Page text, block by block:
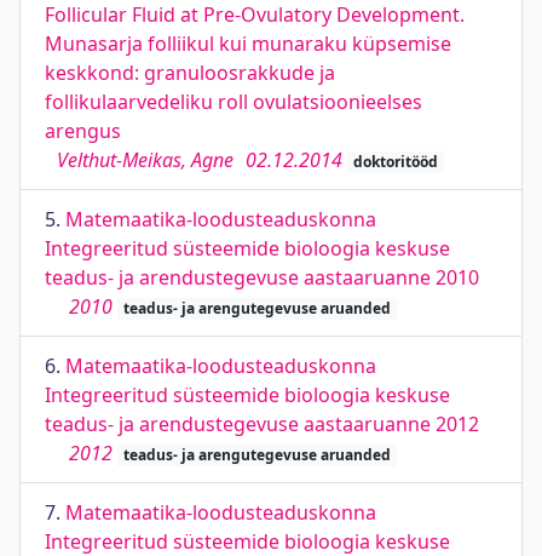
Follicular Fluid at Pre-Ovulatory Development.
Munasarja folliikul kui munaraku küpsemise
keskkond: granuloosrakkude ja
follikulaarvedeliku roll ovulatsioonieelses
arengus
Velthut-Meikas, Agne 02.12.2014 doktoritööd
5. Matemaatika-loodusteaduskonna
Integreeritud süsteemide bioloogia keskuse
teadus- ja arendustegevuse aastaaruanne 2010
2010 teadus- ja arengutegevuse aruanded
6. Matemaatika-loodusteaduskonna
Integreeritud süsteemide bioloogia keskuse
teadus- ja arendustegevuse aastaaruanne 2012
2012 teadus- ja arengutegevuse aruanded
7. Matemaatika-loodusteaduskonna
Integreeritud süsteemide bioloogia keskuse